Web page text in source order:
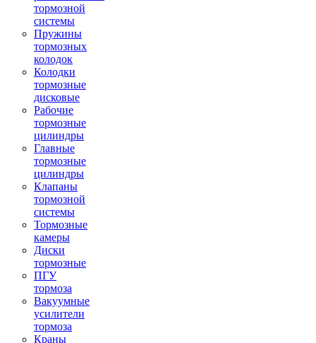
тормозной
системы
Пружины
тормозных
колодок
Колодки
тормозные
дисковые
Рабочие
тормозные
цилиндры
Главные
тормозные
цилиндры
Клапаны
тормозной
системы
Тормозные
камеры
Диски
тормозные
ПГУ
тормоза
Вакуумные
усилители
тормоза
Краны